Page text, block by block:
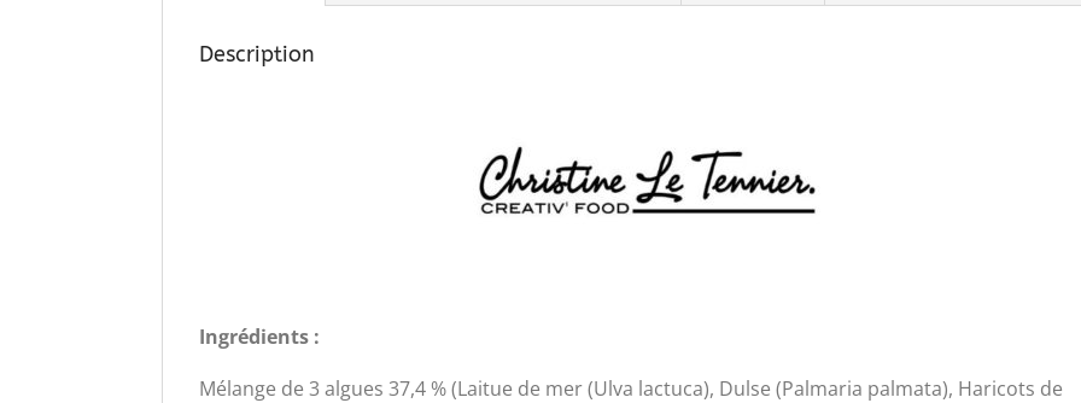
Description
Ingrédients :
Mélange de 3 algues 37,4 % (Laitue de mer (Ulva lactuca), Dulse (Palmaria palmata), Haricots de